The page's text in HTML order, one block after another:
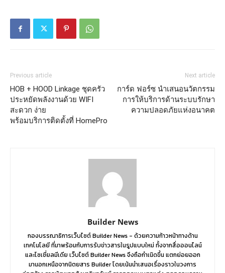
Previous article
HOB + HOOD Linkage ชุดครัว
ประหยัดพลังงานด้วย WIFI
สะดวก ง่าย
พร้อมบริการติดตั้งที่ HomePro
Next article
การ์ด ฟอร์ซ นำเสนอนวัตกรรม
การให้บริการด้านระบบรักษา
ความปลอดภัยแห่งอนาคต
Builder News
กองบรรณาธิการเว็บไซต์ Builder News - ด้วยความก้าวหน้าทางด้าน
เทคโนโลยี ที่มาพร้อมกับการรับข่าวสารในรูปแบบใหม่ ทั้งจากสื่อออนไลน์
และโซเชี่ยลมีเดีย เว็บไซต์ Builder News จึงถือกำเนิดขึ้น แตกย่อยออก
มานอกเหนือจากนิตยสาร Builder โดยเน้นนำเสนอเรื่องราวในวงการ